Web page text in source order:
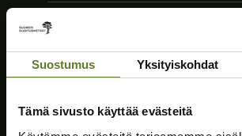
Suostumus Yksityiskohdat
Tämä sivusto käyttää evästeitä